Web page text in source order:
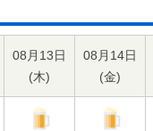
08月13日
(木)
08月14日
(金)